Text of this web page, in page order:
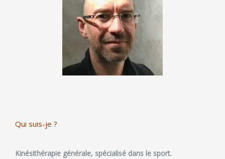
Qui suis-je ?
Kinésithérapie générale, spécialisé dans le sport.